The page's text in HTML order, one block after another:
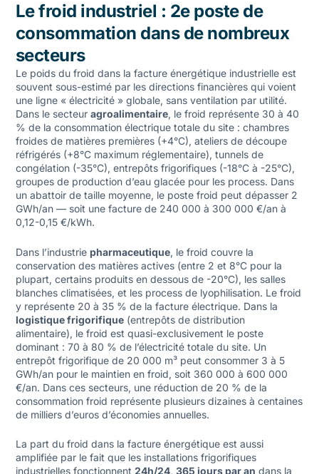
Le froid industriel : 2e poste de
consommation dans de nombreux
secteurs
Le poids du froid dans la facture énergétique industrielle est
souvent sous-estimé par les directions financières qui voient
une ligne « électricité » globale, sans ventilation par utilité.
Dans le secteur agroalimentaire, le froid représente 30 à 40
% de la consommation électrique totale du site : chambres
froides de matières premières (+4°C), ateliers de découpe
réfrigérés (+8°C maximum réglementaire), tunnels de
congélation (-35°C), entrepôts frigorifiques (-18°C à -25°C),
groupes de production d’eau glacée pour les process. Dans
un abattoir de taille moyenne, le poste froid peut dépasser 2
GWh/an — soit une facture de 240 000 à 300 000 €/an à
0,12-0,15 €/kWh.
Dans l’industrie pharmaceutique, le froid couvre la
conservation des matières actives (entre 2 et 8°C pour la
plupart, certains produits en dessous de -20°C), les salles
blanches climatisées, et les process de lyophilisation. Le froid
y représente 20 à 35 % de la facture électrique. Dans la
logistique frigorifique(entrepôts de distribution
alimentaire), le froid est quasi-exclusivement le poste
dominant : 70 à 80 % de l’électricité totale du site. Un
entrepôt frigorifique de 20 000 m³ peut consommer 3 à 5
GWh/an pour le maintien en froid, soit 360 000 à 600 000
€/an. Dans ces secteurs, une réduction de 20 % de la
consommation froid représente plusieurs dizaines à centaines
de milliers d’euros d’économies annuelles.
La part du froid dans la facture énergétique est aussi
amplifiée par le fait que les installations frigorifiques
industrielles fonctionnent 24h/24, 365 jours par an dans la